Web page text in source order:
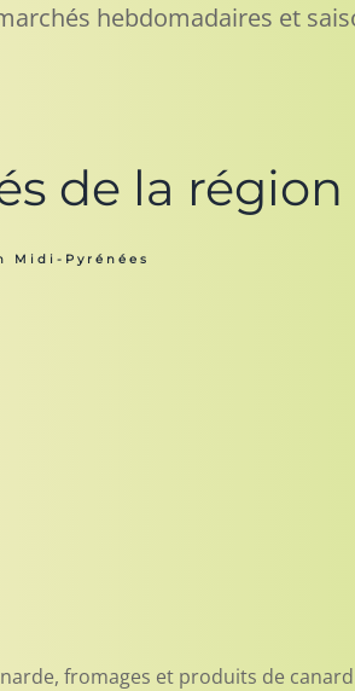
hebdomadaires et
de la
Midi-Pyrénées
fromages et produits de